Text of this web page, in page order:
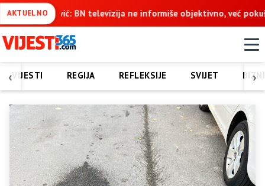
AKTUELNO
informiše objektivno, već pokušava da ospori vodovod na
‹ ›
VIJESTI REGIJA REFLEKSIJE SVIJET